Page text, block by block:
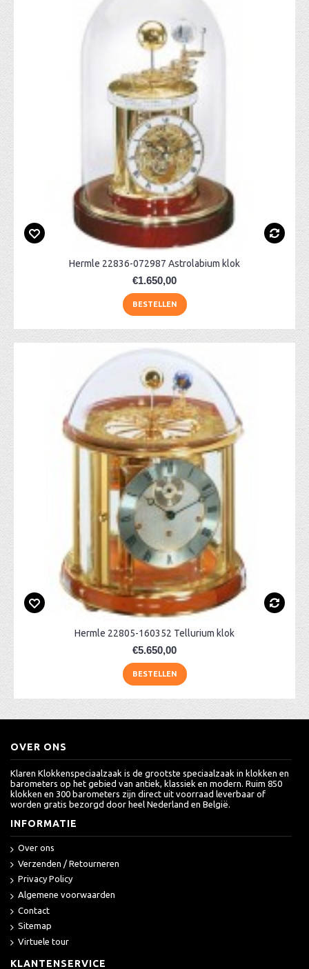
Hermle 22836-072987 Astrolabium klok
€1.650,00
BESTELLEN
Hermle 22805-160352 Tellurium klok
€5.650,00
BESTELLEN
OVER ONS
Klaren Klokkenspeciaalzaak is de grootste speciaalzaak in klokken en
barometers op het gebied van antiek, klassiek en modern. Ruim 850
klokken en 300 barometers zijn direct uit voorraad leverbaar of
worden gratis bezorgd door heel Nederland en België.
INFORMATIE
Over ons
Verzenden / Retourneren
Privacy Policy
Algemene voorwaarden
Contact
Sitemap
Virtuele tour
KLANTENSERVICE